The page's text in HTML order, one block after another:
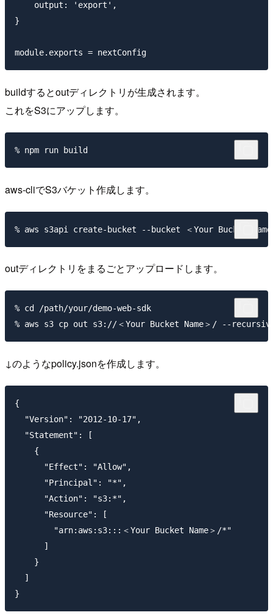
    output: 'export',
}
buildするとoutディレクトリが生成されます。
これをS3にアップします。
aws-cliでS3バケット作成します。
outディレクトリをまるごとアップロードします。
% cd /path/your/demo-web-sdk
↓のようなpolicy.jsonを作成します。
{
  "Version": "2012-10-17",
  "Statement": [
    {
      "Effect": "Allow",
      "Principal": "*",
      "Action": "s3:*",
      "Resource": [
        "arn:aws:s3:::＜Your Bucket Name＞/*"
      ]
    }
  ]